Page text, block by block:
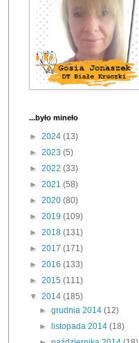
...było mineło
► 2024 (13)
► 2023 (5)
► 2022 (33)
► 2021 (58)
► 2020 (80)
► 2019 (109)
► 2018 (131)
► 2017 (171)
► 2016 (133)
► 2015 (111)
▼ 2014 (185)
►grudnia 2014(12)
►
listopada 2014(18)